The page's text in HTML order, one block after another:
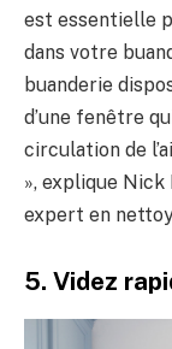
est essentielle
dans votre
buanderie
d’une fenêtre
circulation de
», explique
expert en
5. Videz